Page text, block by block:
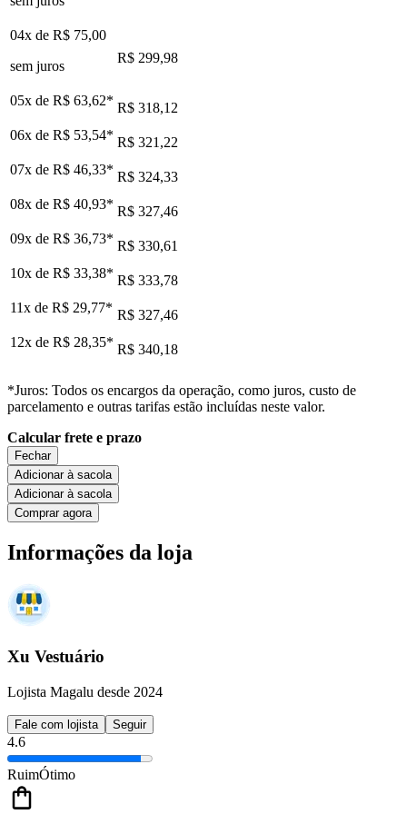
04x de R$ 75,00
sem juros
R$ 299,98
05x de R$ 63,62* R$ 318,12
06x de R$ 53,54* R$ 321,22
07x de R$ 46,33* R$ 324,33
08x de R$ 40,93* R$ 327,46
09x de R$ 36,73* R$ 330,61
10x de R$ 33,38* R$ 333,78
11x de R$ 29,77* R$ 327,46
12x de R$ 28,35* R$ 340,18
*Juros: Todos os encargos da operação, como juros, custo de
parcelamento e outras tarifas estão incluídas neste valor.
Calcular frete e prazo
Fechar
Adicionar à sacola
Adicionar à sacola
Comprar agora
Informações da loja
Xu Vestuário
Lojista Magalu desde 2024
Fale com lojista Seguir
4.6
RuimÓtimo